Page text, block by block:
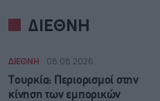
ΔΙΕΘΝΗ
ΔΙΕΘΝΗ 08.08.2026
Τουρκία: Περιορισμοί στην
κίνηση των εμπορικών